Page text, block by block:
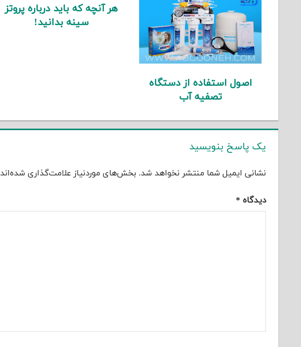
اصول استفاده از دستگاه
تصفیه آب
هر آنچه که باید درباره پروتز
سینه بدانید!
یک پاسخ بنویسید
نشانی ایمیل شما منتشر نخواهد شد. بخش‌های موردنیاز علامت‌گذاری شده‌اند
دیدگاه *